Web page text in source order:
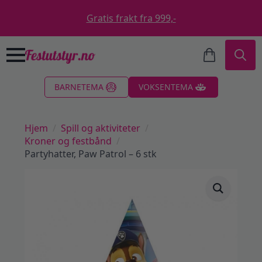
Gratis frakt fra 999,-
BARNETEMA VOKSENTEMA
Hjem
Spill og aktiviteter
Kroner og festbånd
Partyhatter, Paw Patrol – 6 stk